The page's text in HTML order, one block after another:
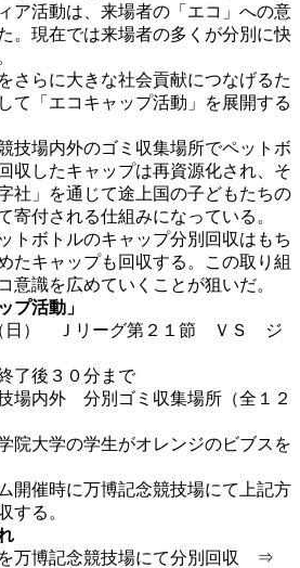
ア活動は、来場者の「エコ」への意
。現在では来場者の多くが分別に快
さらに大きな社会貢献につなげるた
て「エコキャップ活動」を展開する
技場内外のゴミ収集場所でペットボ
収したキャップは再資源化され、そ
社」を通じて途上国の子どもたちの
寄付される仕組みになっている。
トボトルのキャップ分別回収はもち
たキャップも回収する。この取り組
意識を広めていくことが狙いだ。
プ活動」
日） Ｊリーグ第２１節 ＶＳ ジ
後３０分まで
場内外 分別ゴミ収集場所（全１２
学生がオレンジのビブスを
開催時に万博記念競技場にて上記方
する。
を万博記念競技場にて分別回収 ⇒